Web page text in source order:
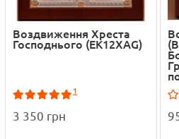
Воздвиження Хреста
Господнього (EK12XAG)
1
3 350 грн